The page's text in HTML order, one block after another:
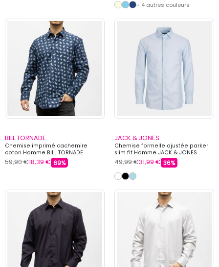
+ 4 autres couleurs
BILL TORNADE
Chemise imprimé cachemire
coton Homme BILL TORNADE
59,90 €18,39 € 69%
JACK & JONES
Chemise formelle ajustée parker
slim fit Homme JACK & JONES
49,99 €31,99 € 36%